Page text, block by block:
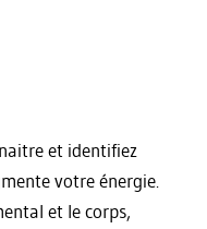
et identifiez
votre énergie.
et le corps,